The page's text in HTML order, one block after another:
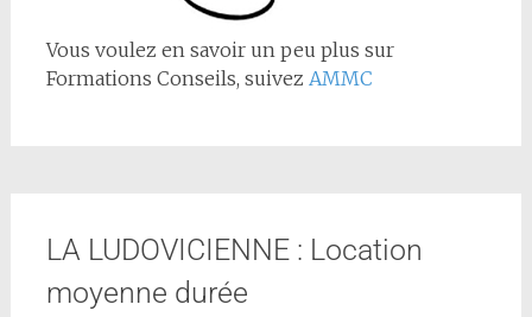
Vous voulez en savoir un peu plus sur
Formations Conseils, suivez AMMC
LA LUDOVICIENNE : Location
moyenne durée